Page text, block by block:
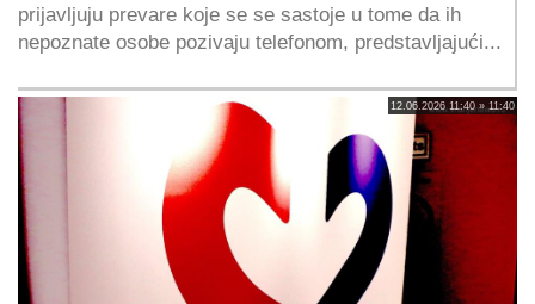
prijavljuju prevare koje se se sastoje u tome da ih
nepoznate osobe pozivaju telefonom, predstavljajući...
12.06.2026 11:40 » 11:40